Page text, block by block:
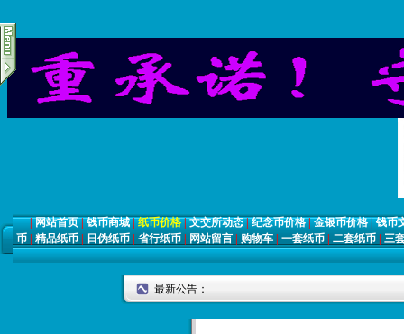
|网站首页|钱币商城|纸币价格|文交所动态|纪念币价格|金银币价格|钱币
币 | 精品纸币 | 日伪纸币 | 省行纸币 | 网站留言 | 购物车 | 一套纸币 | 二套纸币 | 三
最新公告：